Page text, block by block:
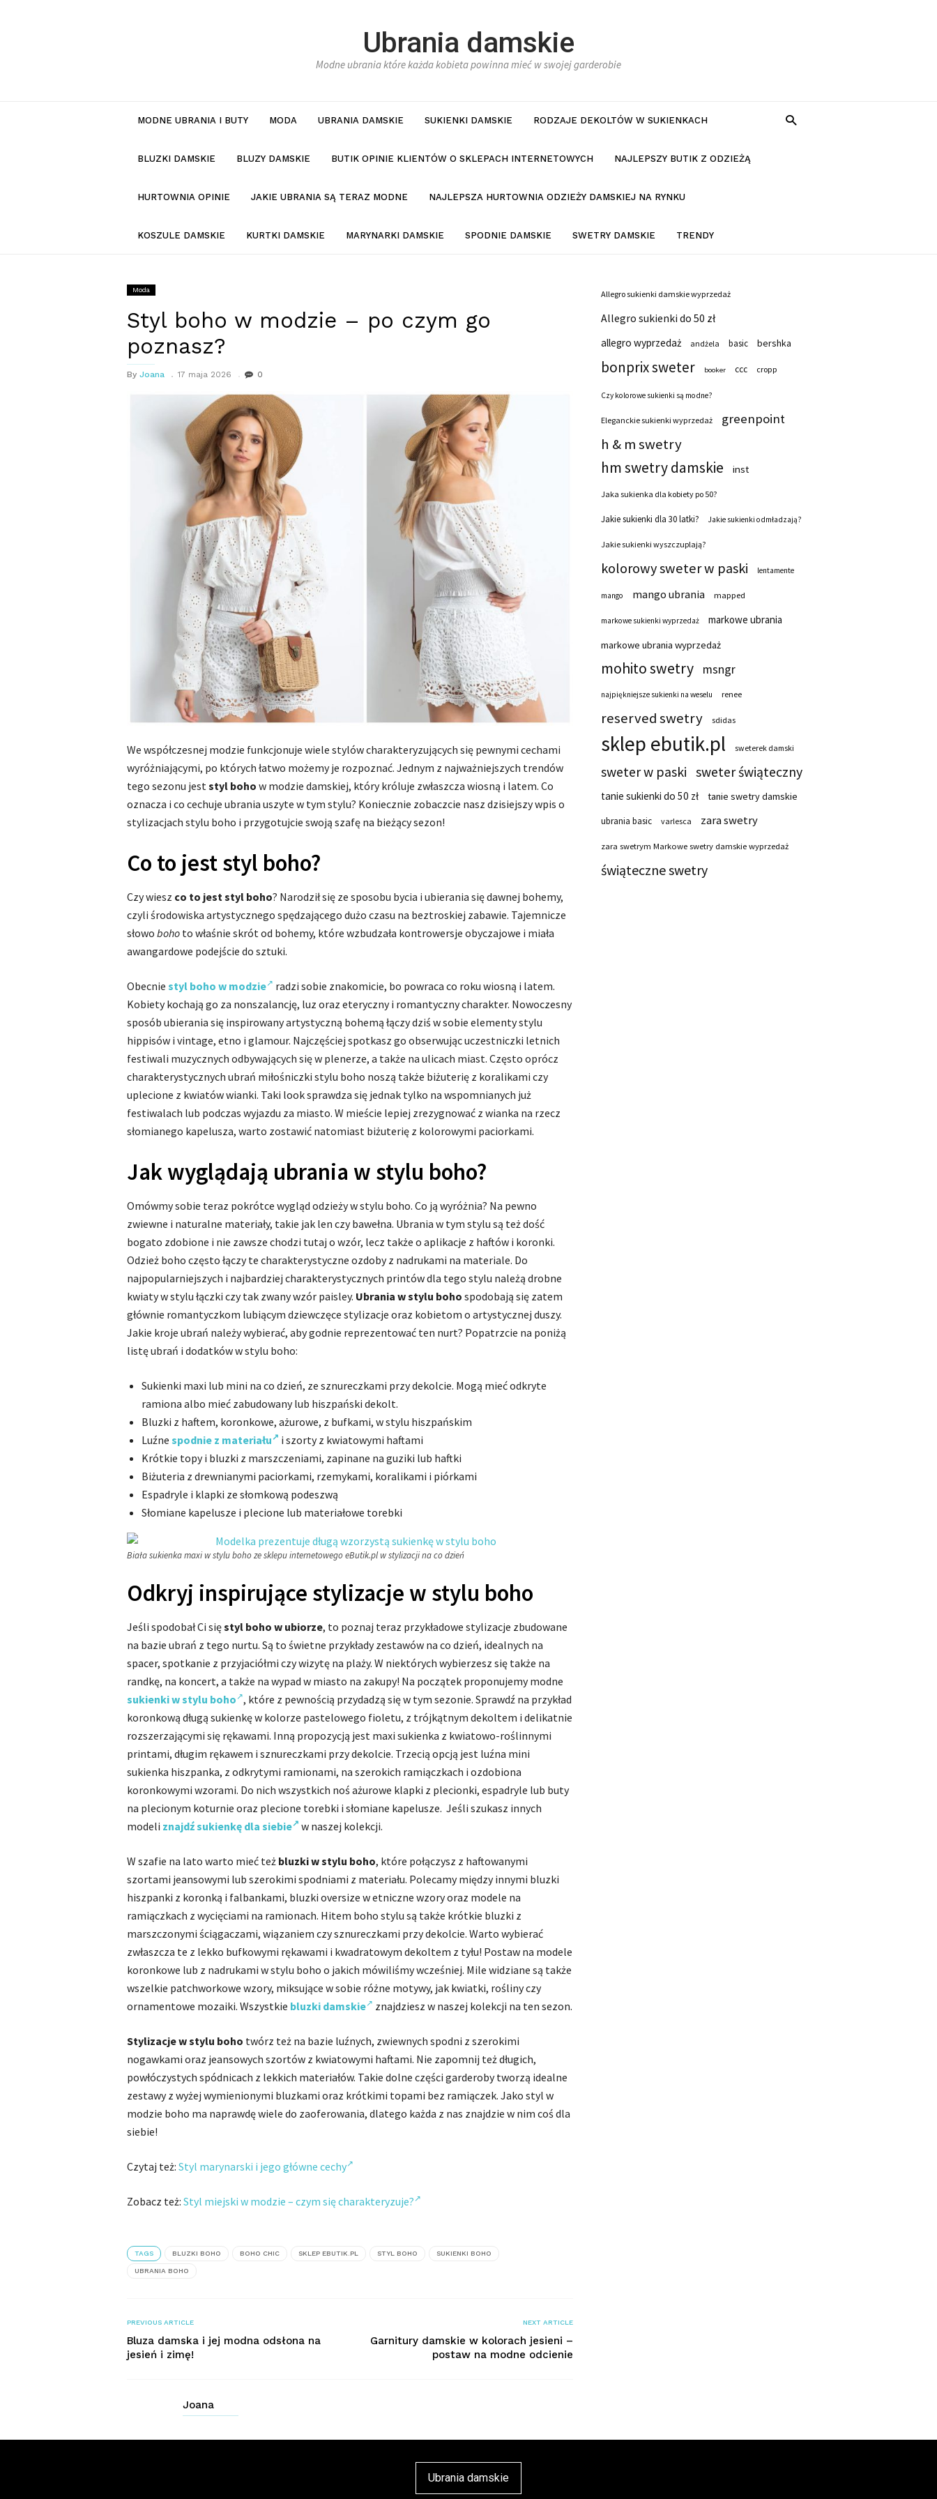
Ubrania damskie
Modne ubrania które każda kobieta powinna mieć w swojej garderobie
MODNE UBRANIA I BUTY MODA UBRANIA DAMSKIE SUKIENKI DAMSKIE RODZAJE DEKOLTÓW W SUKIENKACH
BLUZKI DAMSKIE BLUZY DAMSKIE BUTIK OPINIE KLIENTÓW O SKLEPACH INTERNETOWYCH NAJLEPSZY BUTIK Z ODZIEŻĄ
HURTOWNIA OPINIE JAKIE UBRANIA SĄ TERAZ MODNE NAJLEPSZA HURTOWNIA ODZIEŻY DAMSKIEJ NA RYNKU
KOSZULE DAMSKIE KURTKI DAMSKIE MARYNARKI DAMSKIE SPODNIE DAMSKIE SWETRY DAMSKIE TRENDY
Moda
Styl boho w modzie – po czym go
poznasz?
By Joana 17 maja 2026 0
We współczesnej modzie funkcjonuje wiele stylów charakteryzujących się pewnymi cechami
wyróżniającymi, po których łatwo możemy je rozpoznać. Jednym z najważniejszych trendów
tego sezonu jeststyl boho w modzie damskiej, który króluje zwłaszcza wiosną i latem. Co
oznacza i co cechuje ubrania uszyte w tym stylu? Koniecznie zobaczcie nasz dzisiejszy wpis o
stylizacjach stylu boho i przygotujcie swoją szafę na bieżący sezon!
Co to jest styl boho?
Czy wiesz co to jest styl boho? Narodził się ze sposobu bycia i ubierania się dawnej bohemy,
czyli środowiska artystycznego spędzającego dużo czasu na beztroskiej zabawie. Tajemnicze
słowo boho to właśnie skrót od bohemy, które wzbudzała kontrowersje obyczajowe i miała
awangardowe podejście do sztuki.
Obecnie styl boho w modzie
radzi sobie znakomicie, bo powraca co roku wiosną i latem.
Kobiety kochają go za nonszalancję, luz oraz eteryczny i romantyczny charakter. Nowoczesny
sposób ubierania się inspirowany artystyczną bohemą łączy dziś w sobie elementy stylu
hippisów i vintage, etno i glamour. Najczęściej spotkasz go obserwując uczestniczki letnich
festiwali muzycznych odbywających się w plenerze, a także na ulicach miast. Często oprócz
charakterystycznych ubrań miłośniczki stylu boho noszą także biżuterię z koralikami czy
uplecione z kwiatów wianki. Taki look sprawdza się jednak tylko na wspomnianych już
festiwalach lub podczas wyjazdu za miasto. W mieście lepiej zrezygnować z wianka na rzecz
słomianego kapelusza, warto zostawić natomiast biżuterię z kolorowymi paciorkami.
Jak wyglądają ubrania w stylu boho?
Omówmy sobie teraz pokrótce wygląd odzieży w stylu boho. Co ją wyróżnia? Na pewno
zwiewne i naturalne materiały, takie jak len czy bawełna. Ubrania w tym stylu są też dość
bogato zdobione i nie zawsze chodzi tutaj o wzór, lecz także o aplikacje z haftów i koronki.
Odzież boho często łączy te charakterystyczne ozdoby z nadrukami na materiale. Do
najpopularniejszych i najbardziej charakterystycznych printów dla tego stylu należą drobne
kwiaty w stylu łączki czy tak zwany wzór paisley. Ubrania w stylu boho spodobają się zatem
głównie romantyczkom lubiącym dziewczęce stylizacje oraz kobietom o artystycznej duszy.
Jakie kroje ubrań należy wybierać, aby godnie reprezentować ten nurt? Popatrzcie na poniżą
listę ubrań i dodatków w stylu boho:
Sukienki maxi lub mini na co dzień, ze sznureczkami przy dekolcie. Mogą mieć odkryte
ramiona albo mieć zabudowany lub hiszpański dekolt.
Bluzki z haftem, koronkowe, ażurowe, z bufkami, w stylu hiszpańskim
Luźne spodnie z materiału
i szorty z kwiatowymi haftami
Krótkie topy i bluzki z marszczeniami, zapinane na guziki lub haftki
Biżuteria z drewnianymi paciorkami, rzemykami, koralikami i piórkami
Espadryle i klapki ze słomkową podeszwą
Słomiane kapelusze i plecione lub materiałowe torebki
Biała sukienka maxi w stylu boho ze sklepu internetowego eButik.pl w stylizacji na co dzień
Odkryj inspirujące stylizacje w stylu boho
Jeśli spodobał Ci sięstyl boho w ubiorze, to poznaj teraz przykładowe stylizacje zbudowane
na bazie ubrań z tego nurtu. Są to świetne przykłady zestawów na co dzień, idealnych na
spacer, spotkanie z przyjaciółmi czy wizytę na plaży. W niektórych wybierzesz się także na
randkę, na koncert, a także na wypad w miasto na zakupy! Na początek proponujemy modne
sukienki w stylu boho , które z pewnością przydadzą się w tym sezonie. Sprawdź na przykład
koronkową długą sukienkę w kolorze pastelowego fioletu, z trójkątnym dekoltem i delikatnie
rozszerzającymi się rękawami. Inną propozycją jest maxi sukienka z kwiatowo-roślinnymi
printami, długim rękawem i sznureczkami przy dekolcie. Trzecią opcją jest luźna mini
sukienka hiszpanka, z odkrytymi ramionami, na szerokich ramiączkach i ozdobiona
koronkowymi wzorami. Do nich wszystkich noś ażurowe klapki z plecionki, espadryle lub buty
na plecionym koturnie oraz plecione torebki i słomiane kapelusze. Jeśli szukasz innych
modeli znajdź sukienkę dla siebie w naszej kolekcji.
W szafie na lato warto mieć też bluzki w stylu boho, które połączysz z haftowanymi
szortami jeansowymi lub szerokimi spodniami z materiału. Polecamy między innymi bluzki
hiszpanki z koronką i falbankami, bluzki oversize w etniczne wzory oraz modele na
ramiączkach z wycięciami na ramionach. Hitem boho stylu są także krótkie bluzki z
marszczonymi ściągaczami, wiązaniem czy sznureczkami przy dekolcie. Warto wybierać
zwłaszcza te z lekko bufkowymi rękawami i kwadratowym dekoltem z tyłu! Postaw na modele
koronkowe lub z nadrukami w stylu boho o jakich mówiliśmy wcześniej. Mile widziane są także
wszelkie patchworkowe wzory, miksujące w sobie różne motywy, jak kwiatki, rośliny czy
ornamentowe mozaiki. Wszystkie bluzki damskie znajdziesz w naszej kolekcji na ten sezon.
Stylizacje w stylu boho twórz też na bazie luźnych, zwiewnych spodni z szerokimi
nogawkami oraz jeansowych szortów z kwiatowymi haftami. Nie zapomnij też długich,
powłóczystych spódnicach z lekkich materiałów. Takie dolne części garderoby tworzą idealne
zestawy z wyżej wymienionymi bluzkami oraz krótkimi topami bez ramiączek. Jako styl w
modzie boho ma naprawdę wiele do zaoferowania, dlatego każda z nas znajdzie w nim coś dla
siebie!
Czytaj też: Styl marynarski i jego główne cechy
Zobacz też: Styl miejski w modzie – czym się charakteryzuje?
TAGS BLUZKI BOHO BOHO CHIC SKLEP EBUTIK.PL STYL BOHO SUKIENKI BOHO
UBRANIA BOHO
PREVIOUS ARTICLE
Bluza damska i jej modna odsłona na
jesień i zimę!
NEXT ARTICLE
Garnitury damskie w kolorach jesieni –
postaw na modne odcienie
Joana
Allegro sukienki damskie wyprzedaż
Allegro sukienki do 50 zł
allegro wyprzedaż
andżela basic bershka
bonprix sweter booker ccc cropp
Czy kolorowe sukienki są modne?
Eleganckie sukienki wyprzedaż greenpoint
h & m swetry
hm swetry damskie inst
Jaka sukienka dla kobiety po 50?
Jakie sukienki dla 30 latki? Jakie sukienki odmładzają?
Jakie sukienki wyszczuplają?
kolorowy sweter w paski lentamente
mango mango ubrania mapped
markowe sukienki wyprzedaż markowe ubrania
markowe ubrania wyprzedaż
mohito swetry msngr
najpiękniejsze sukienki na weselu renee
reserved swetry sdidas
sklep ebutik.pl sweterek damski
sweter w paski sweter świąteczny
tanie sukienki do 50 zł tanie swetry damskie
ubrania basic varlesca zara swetry
zara swetrym Markowe swetry damskie wyprzedaż
świąteczne swetry
Ubrania damskie